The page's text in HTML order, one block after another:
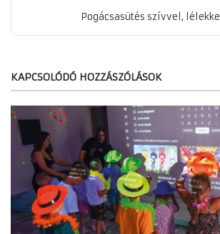
Pogácsasütés szívvel, lélekkel
KAPCSOLÓDÓ HOZZÁSZÓLÁSOK